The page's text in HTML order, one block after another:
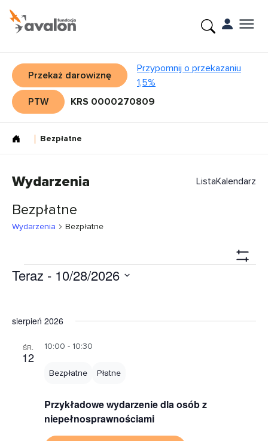
Przekaż darowiznę
Przypomnij o przekazaniu
1,5%
PTW
KRS 0000270809
Bezpłatne
Wydarzenia ListaKalendarz
Bezpłatne
Wydarzenia Bezpłatne
Show
Wydarzenia
Teraz - 10/28/2026
sierpień 2026
ŚR.
12
10:00 - 10:30
Przykładowe wydarzenie dla osób z
niepełnosprawnościami
Bezpłatne Płatne